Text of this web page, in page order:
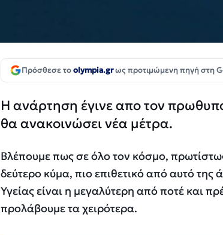
Πρόσθεσε τοolympia.grως προτιμώμενη πηγή στη
Η ανάρτηση έγινε απο τον
θα ανακοινώσει νέα μέτρα.
Βλέπουμε πως σε όλο τον κόσμο,
δεύτερο κύμα, πιο επιθετικό από αυτό της
Υγείας είναι η μεγαλύτερη από ποτέ και
προλάβουμε τα χειρότερα.